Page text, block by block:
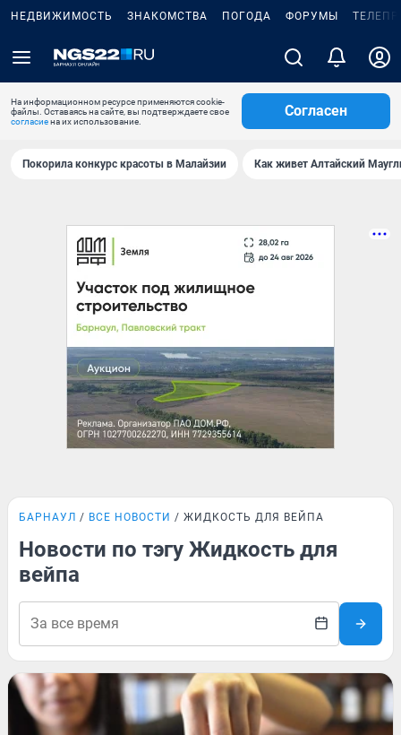
НЕДВИЖИМОСТЬ ЗНАКОМСТВА ПОГОДА ФОРУМЫ
На информационном ресурсе применяются cookie-
файлы. Оставаясь на сайте, вы подтверждаете свое
согласиена их использование.
Согласен
Покорила конкурс красоты в Малайзии Как живет Алтайский
БАРНАУЛ ВСЕ НОВОСТИ ЖИДКОСТЬ ДЛЯ ВЕЙПА
Новости по тэгу Жидкость для
вейпа